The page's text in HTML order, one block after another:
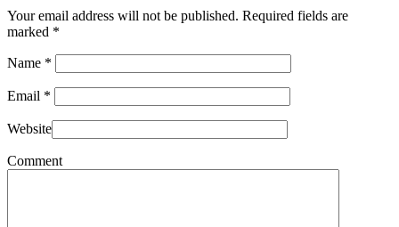
Your email address will not be published. Required fields are
marked *
Name *
Email *
Website
Comment